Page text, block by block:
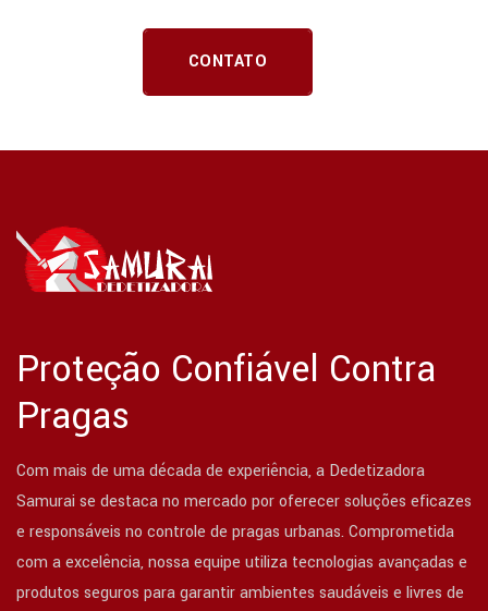
CONTATO
Proteção Confiável Contra
Pragas
Com mais de uma década de experiência, a Dedetizadora
Samurai se destaca no mercado por oferecer soluções eficazes
e responsáveis no controle de pragas urbanas. Comprometida
com a excelência, nossa equipe utiliza tecnologias avançadas e
produtos seguros para garantir ambientes saudáveis e livres de